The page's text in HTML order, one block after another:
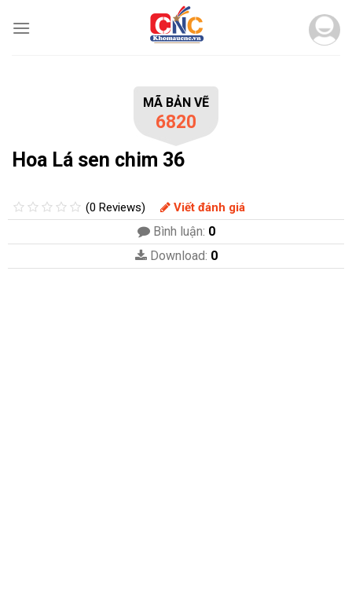
MÃ BẢN VẼ
6820
Hoa Lá sen chim 36
(0 Reviews) Viết đánh giá
Bình luận: 0
Download: 0